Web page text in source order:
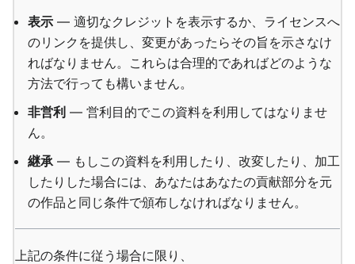
表示 — 適切なクレジットを表示するか、ライセンスへ
のリンクを提供し、変更があったらその旨を示さなけ
ればなりません。これらは合理的であればどのような
方法で行っても構いません。
非営利 — 営利目的でこの資料を利用してはなりませ
ん。
継承— もしこの資料を利用したり、改変したり、加工
したりした場合には、あなたはあなたの貢献部分を元
の作品と同じ条件で頒布しなければなりません。
上記の条件に従う場合に限り、